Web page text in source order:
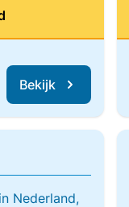
Bekijk
Nederland,